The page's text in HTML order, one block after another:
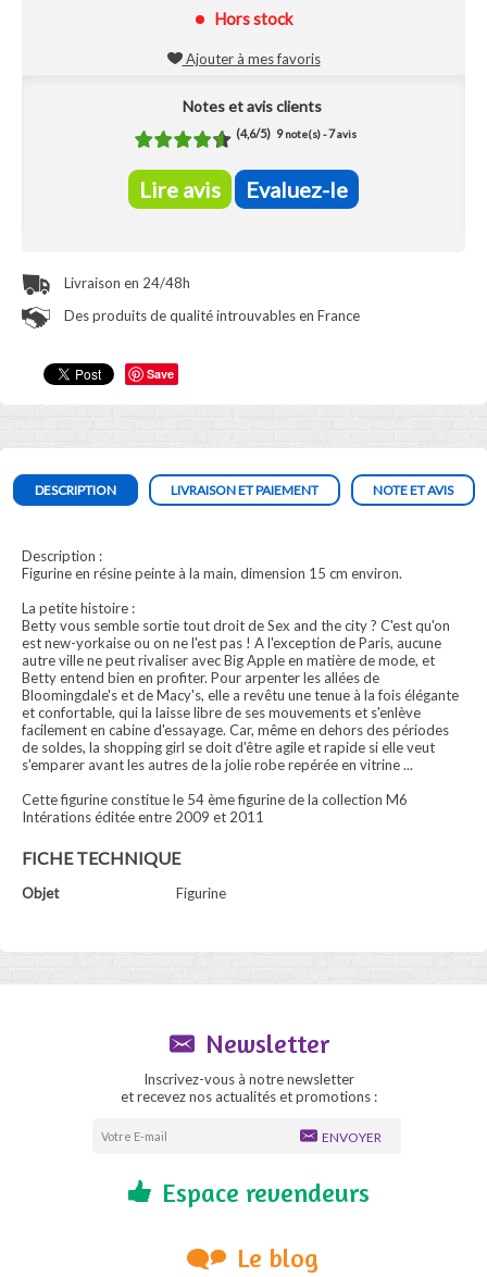
Save
Hors stock
Ajouter à mes favoris
Notes et avis clients
(4,6/5) 9note(s) -7avis
Lire avis Evaluez-le
Livraison en 24/48h
Des produits de qualité introuvables en France
DESCRIPTION LIVRAISON ET PAIEMENT NOTE ET AVIS
Description :
Figurine en résine peinte à la main, dimension 15 cm environ.
La petite histoire :
Betty vous semble sortie tout droit de Sex and the city ? C'est qu'on
est new-yorkaise ou on ne l'est pas ! A l'exception de Paris, aucune
autre ville ne peut rivaliser avec Big Apple en matière de mode, et
Betty entend bien en profiter. Pour arpenter les allées de
Bloomingdale's et de Macy's, elle a revêtu une tenue à la fois élégante
et confortable, qui la laisse libre de ses mouvements et s'enlève
facilement en cabine d'essayage. Car, même en dehors des périodes
de soldes, la shopping girl se doit d'être agile et rapide si elle veut
s'emparer avant les autres de la jolie robe repérée en vitrine ...
Cette figurine constitue le 54 ème figurine de la collection M6
Intérations éditée entre 2009 et 2011
FICHE TECHNIQUE
Objet Figurine
Newsletter
Inscrivez-vous à notre newsletter
et recevez nos actualités et promotions :
ENVOYER
Espace revendeurs
Le blog